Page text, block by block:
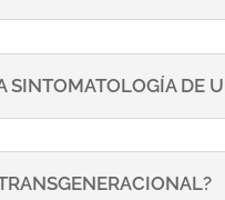
SINTOMATOLOGÍA DE